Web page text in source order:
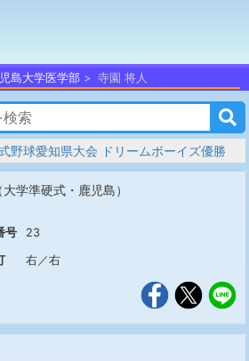
島大学医学部 寺園 将人
野球愛知県大会 ドリームボーイズ優勝
大学準硬式・鹿児島）
号
23
右／右